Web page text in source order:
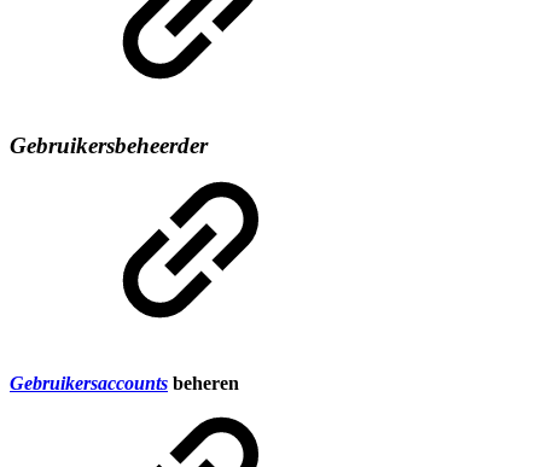
Gebruikersbeheerder
Gebruikersaccounts beheren